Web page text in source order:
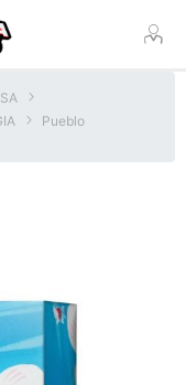
Pueblo